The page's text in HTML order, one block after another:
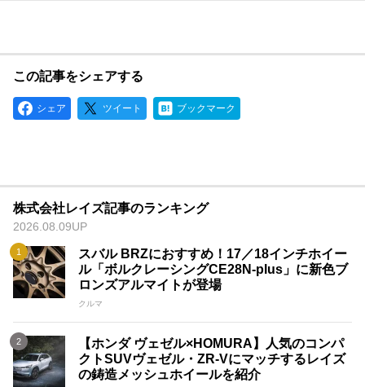
この記事をシェアする
シェア ツイート ブックマーク
株式会社レイズ記事のランキング
2026.08.09UP
スバル BRZにおすすめ！17／18インチホイー
ル「ボルクレーシングCE28N-plus」に新色ブ
ロンズアルマイトが登場
クルマ
【ホンダ ヴェゼル×HOMURA】人気のコンパ
クトSUVヴェゼル・ZR-Vにマッチするレイズ
の鋳造メッシュホイールを紹介